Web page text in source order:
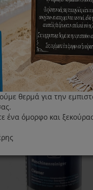
ανά:
θερμά για την
ένα όμορφο και